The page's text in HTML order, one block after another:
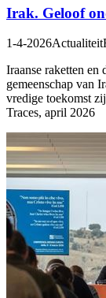
Irak. Geloof
1-4-2026Actualiteit
Iraanse raketten
gemeenschap van
vredige toekomst
Traces, april 2026